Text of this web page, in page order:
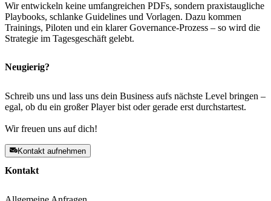
Wir entwickeln keine umfangreichen PDFs, sondern praxistaugliche
Playbooks, schlanke Guidelines und Vorlagen. Dazu kommen
Trainings, Piloten und ein klarer Governance-Prozess – so wird die
Strategie im Tagesgeschäft gelebt.
Neugierig?
Schreib uns und lass uns dein Business aufs nächste Level bringen –
egal, ob du ein großer Player bist oder gerade erst durchstartest.
Wir freuen uns auf dich!
Kontakt aufnehmen
Kontakt